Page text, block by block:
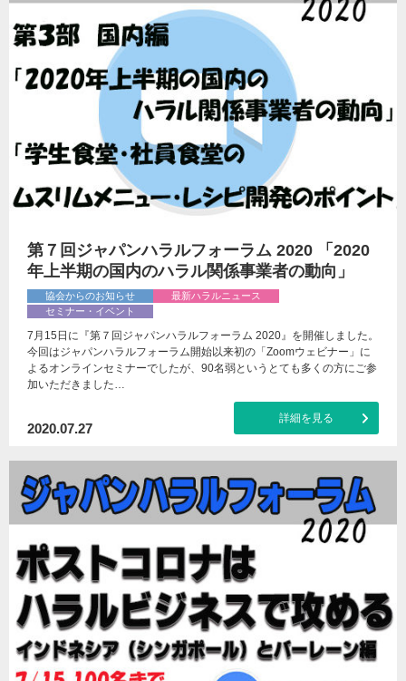
第７回ジャパンハラルフォーラム 2020 「2020
年上半期の国内のハラル関係事業者の動向」
協会からのお知らせ
最新ハラルニュース
セミナー・イベント
7月15日に『第７回ジャパンハラルフォーラム 2020』を開催しました。
今回はジャパンハラルフォーラム開始以来初の「Zoomウェビナー」に
よるオンラインセミナーでしたが、90名弱というとても多くの方にご参
加いただきました…
2020.07.27
詳細を見る